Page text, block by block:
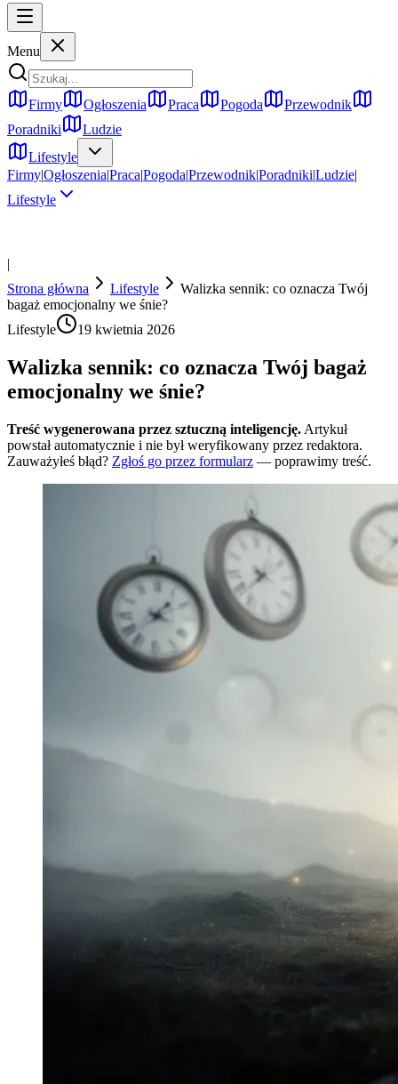
Menu
Firmy Ogłoszenia Praca Pogoda
Przewodnik
Poradniki
Ludzie
Lifestyle
Firmy|Ogłoszenia|Praca|Pogoda|Przewodnik|Poradniki|Ludzie|
Lifestyle
|
Strona główna
Lifestyle
Walizka sennik: co oznacza Twój
bagaż emocjonalny we śnie?
Lifestyle
19 kwietnia 2026
Walizka sennik: co oznacza Twój bagaż
emocjonalny we śnie?
Treść wygenerowana przez sztuczną inteligencję. Artykuł
powstał automatycznie i nie był weryfikowany przez redaktora.
Zauważyłeś błąd? Zgłoś go przez formularz — poprawimy treść.